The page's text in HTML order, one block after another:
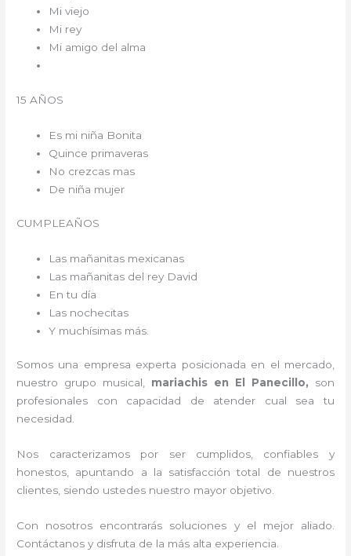
Mi viejo
Mi rey
Mi amigo del alma
15 AÑOS
Es mi niña Bonita
Quince primaveras
No crezcas mas
De niña mujer
CUMPLEAÑOS
Las mañanitas mexicanas
Las mañanitas del rey David
En tu día
Las nochecitas
Y muchísimas más.
Somos una empresa experta posicionada en el mercado,
nuestro grupo musical, mariachis en El Panecillo, son
profesionales con capacidad de atender cual sea tu
necesidad.
Nos caracterizamos por ser cumplidos, confiables y
honestos, apuntando a la satisfacción total de nuestros
clientes, siendo ustedes nuestro mayor objetivo.
Con nosotros encontrarás soluciones y el mejor aliado.
Contáctanos y disfruta de la más alta experiencia.